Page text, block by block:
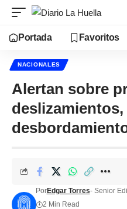
Portada Favoritos
NACIONALES
Alertan sobre
PorEdgar Torres- Senior
2 Min Read